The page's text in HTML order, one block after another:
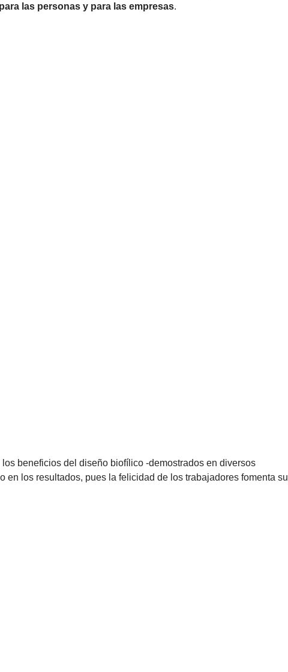
las personas y para las empresas.
los beneficios del diseño biofílico -demostrados en diversos
los resultados, pues la felicidad de los trabajadores fomenta su